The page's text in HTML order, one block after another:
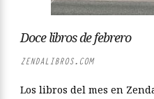
Doce libros de febrero
ZENDALIBROS.COM
Los libros del mes en